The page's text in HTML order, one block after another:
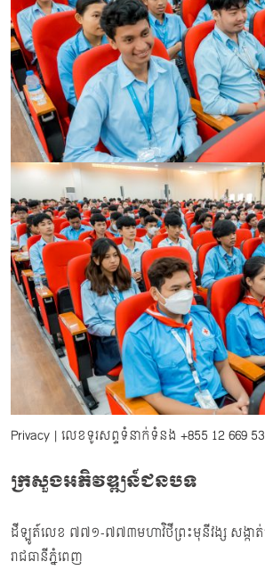
Privacy | លេខទូរសព្ទទំនាក់ទំនង +855 12 669
ក្រសួងអភិវឌ្ឍន៍ជនបទ
ដីឡូត៍លេខ ៧៧១-៧៧៣មហាវិថីព្រះមុនីវង្ស សង្កាត់
រាជធានីភ្នំពេញ